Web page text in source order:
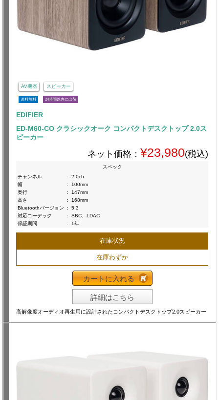
AV機器 スピーカー
送料無料 24時間以内に出荷
EDIFIER
ED-M60-CO クラシックオーク コンパクトデスクトップ 2.0ス
ピーカー
ネット価格： ¥23,980(税込)
スペック
チャンネル
:
2.0ch
幅
:
100mm
奥行
:
147mm
高さ
:
168mm
Bluetoothバージョン
:
5.3
対応コーデック
:
SBC、LDAC
保証期間
: 1年
在庫状況
在庫わずか
カートに入れる
詳細はこちら
高解像度オーディオ再生用に設計されたコンパクトデスクトップ2.0スピーカー